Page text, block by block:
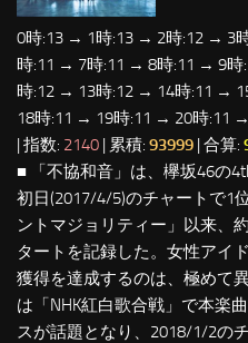
0時:13 → 1時:13 → 2時:12 → 3
時:11 → 7時:11 → 8時:11 → 9
時:12 → 13時:12 → 14時:11 →
18時:11 → 19時:11 → 20時:11
| 指数: 2140 | 累積: 93999 | 合算:
■ 「不協和音」は、欅坂46の
初日(2017/4/5)のチャートで1
ントマジョリティー」以来、
タートを記録した。女性アイ
獲得を達成するのは、極めて
は「NHK紅白歌合戦」で本楽
スが話題となり、2018/1/2の